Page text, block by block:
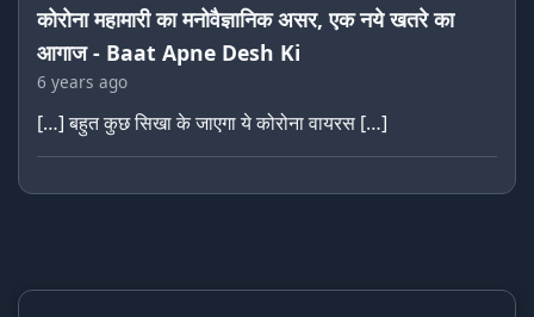
कोरोना महामारी का मनोवैज्ञानिक असर, एक नये खतरे का
आगाज - Baat Apne Desh Ki
6 years ago
[…] बहुत कुछ सिखा के जाएगा ये कोरोना वायरस […]